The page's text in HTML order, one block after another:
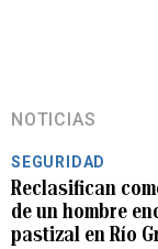
NOTICIAS
SEGURIDAD
Reclasifican
de un hombre
pastizal en Río